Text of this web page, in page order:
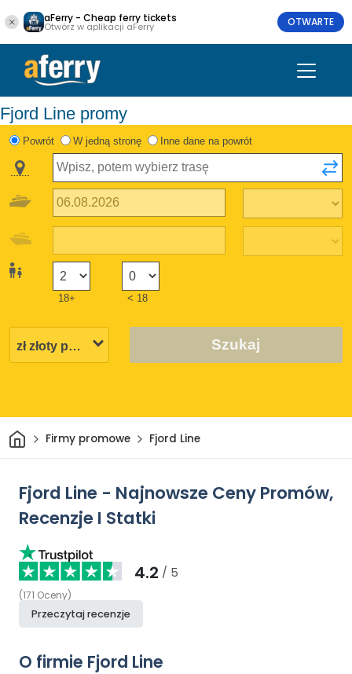
aFerry - Cheap ferry tickets
Otwórz w aplikacji aFerry OTWARTE
Fjord Line promy
Powrót W jedną stronę Inne dane na powrót
18+ < 18
Szukaj
DomFirmy promowe Fjord Line
Fjord Line - Najnowsze Ceny Promów,
Recenzje I Statki
4.2 / 5
(171 Oceny)
Przeczytaj recenzje
O firmie Fjord Line